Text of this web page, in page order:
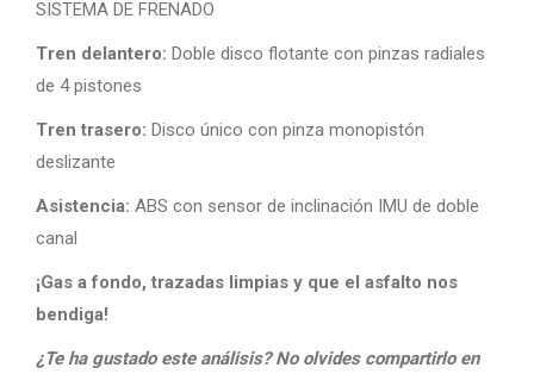
SISTEMA DE FRENADO
Tren delantero: Doble disco flotante con pinzas radiales
de 4 pistones
Tren trasero: Disco único con pinza monopistón
deslizante
Asistencia: ABS con sensor de inclinación IMU de doble
canal
¡Gas a fondo, trazadas limpias y que el asfalto nos
bendiga!
¿Te ha gustado este análisis? No olvides compartirlo en